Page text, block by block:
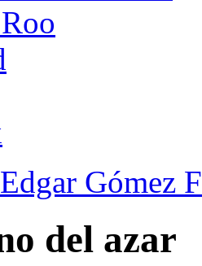
Gómez
del azar